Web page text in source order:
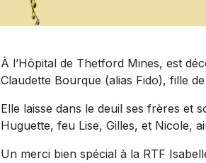
À l’Hôpital de Thetford Mines, est
Claudette Bourque (alias Fido), fille
Elle laisse dans le deuil ses frères et
Huguette, feu Lise, Gilles, et Nicole,
Un merci bien spécial à la RTF